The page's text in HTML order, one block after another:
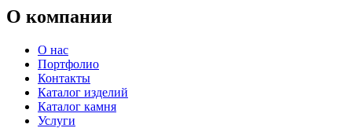
О компании
О нас
Портфолио
Контакты
Каталог изделий
Каталог камня
Услуги